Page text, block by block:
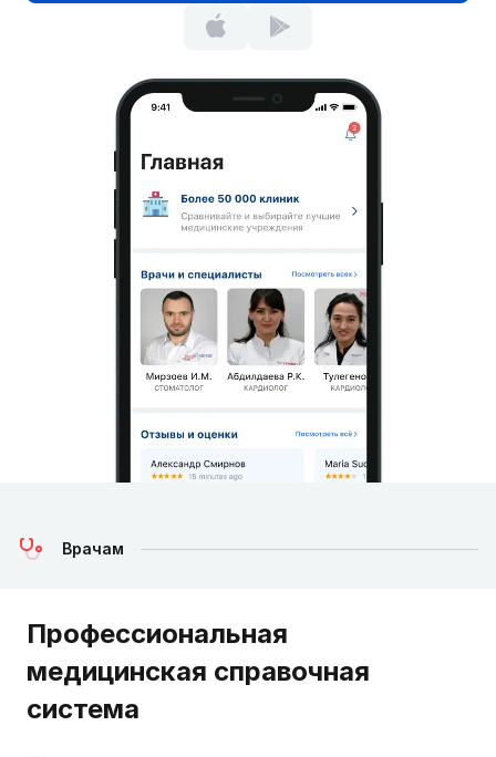
Врачам
Профессиональная
медицинская справочная
система